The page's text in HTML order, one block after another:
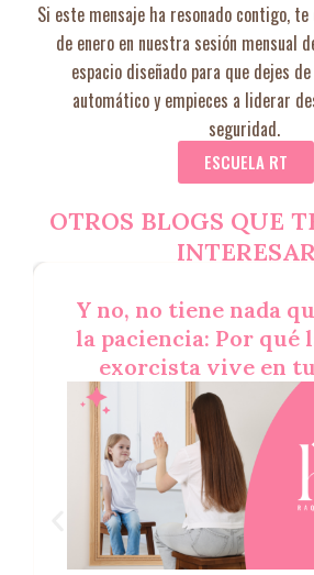
Si este mensaje ha resonado contigo,
de enero en nuestra sesión mensual
espacio diseñado para que dejes
automático y empieces a liderar
seguridad.
ESCUELA RT
OTROS BLOGS QUE
Y no, no tiene nada
la paciencia: Por qué
exorcista vive en